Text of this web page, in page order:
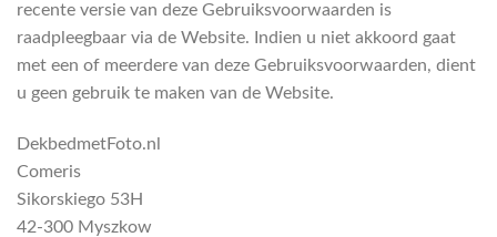
recente versie van deze Gebruiksvoorwaarden is
raadpleegbaar via de Website. Indien u niet akkoord gaat
met een of meerdere van deze Gebruiksvoorwaarden, dient
u geen gebruik te maken van de Website.
DekbedmetFoto.nl
Comeris
Sikorskiego 53H
42-300 Myszkow